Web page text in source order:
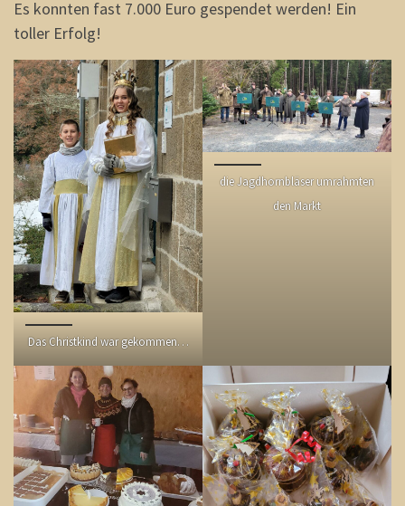
Es konnten fast 7.000 Euro gespendet werden! Ein
toller Erfolg!
Das Christkind war gekommen…
die Jagdhornbläser umrahmten
den Markt